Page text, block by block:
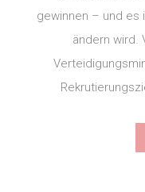
gewinnen – und es
ändern wird.